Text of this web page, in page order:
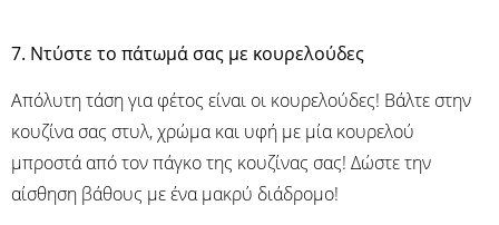
7. Ντύστε το πάτωμά σας με κουρελούδες
Απόλυτη τάση για φέτος είναι οι κουρελούδες! Βάλτε στην
κουζίνα σας στυλ, χρώμα και υφή με μία κουρελού
μπροστά από τον πάγκο της κουζίνας σας! Δώστε την
αίσθηση βάθους με ένα μακρύ διάδρομο!